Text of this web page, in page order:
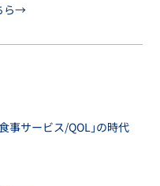
ら→
事サービス/QOL｣の時代